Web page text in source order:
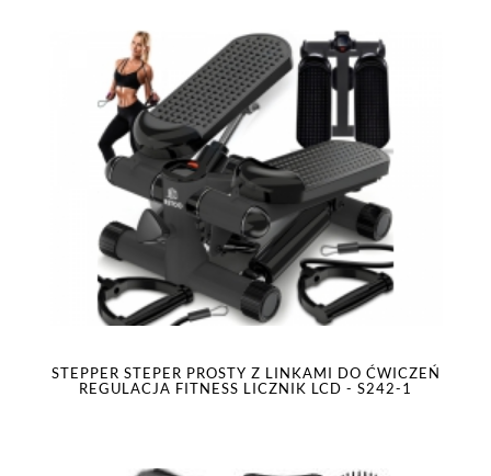
STEPPER STEPER PROSTY Z LINKAMI DO ĆWICZEŃ
REGULACJA FITNESS LICZNIK LCD - S242-1